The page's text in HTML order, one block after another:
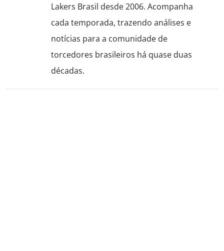
Lakers Brasil desde 2006. Acompanha
cada temporada, trazendo análises e
notícias para a comunidade de
torcedores brasileiros há quase duas
décadas.